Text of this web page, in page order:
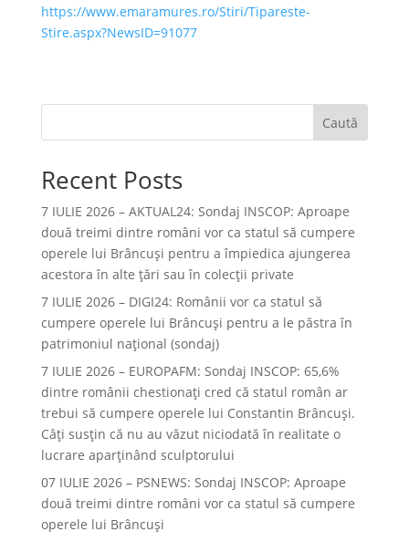
https://www.emaramures.ro/Stiri/Tipareste-
Stire.aspx?NewsID=91077
Caută
Recent Posts
7 IULIE 2026 – AKTUAL24: Sondaj INSCOP: Aproape
două treimi dintre români vor ca statul să cumpere
operele lui Brâncuşi pentru a împiedica ajungerea
acestora în alte ţări sau în colecţii private
7 IULIE 2026 – DIGI24: Românii vor ca statul să
cumpere operele lui Brâncuși pentru a le păstra în
patrimoniul național (sondaj)
7 IULIE 2026 – EUROPAFM: Sondaj INSCOP: 65,6%
dintre românii chestionați cred că statul român ar
trebui să cumpere operele lui Constantin Brâncuși.
Câți susțin că nu au văzut niciodată în realitate o
lucrare aparținând sculptorului
07 IULIE 2026 – PSNEWS: Sondaj INSCOP: Aproape
două treimi dintre români vor ca statul să cumpere
operele lui Brâncuși